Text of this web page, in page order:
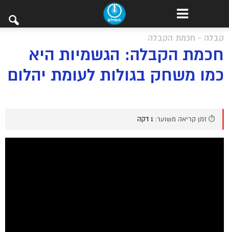
קבלה - חכמת הקבלה
חכמת הקבלה: הגשמיות היא
כמו משחק בגולות לעומת יהלום
⏱️ זמן קריאה משוער: 1 דקה